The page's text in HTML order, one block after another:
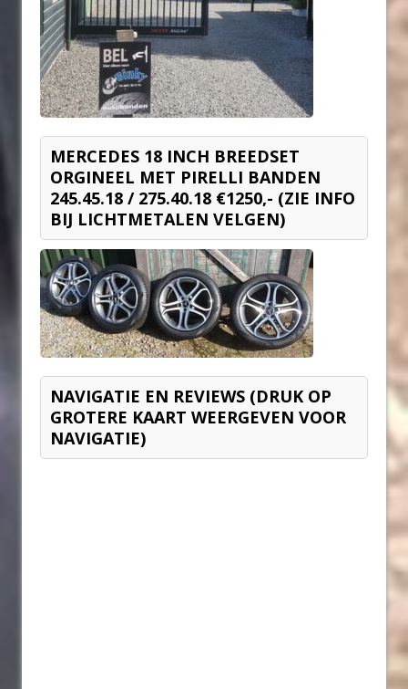
MERCEDES 18 INCH BREEDSET
ORGINEEL MET PIRELLI BANDEN
245.45.18 / 275.40.18 €1250,- (ZIE INFO
BIJ LICHTMETALEN VELGEN)
NAVIGATIE EN REVIEWS (DRUK OP
GROTERE KAART WEERGEVEN VOOR
NAVIGATIE)